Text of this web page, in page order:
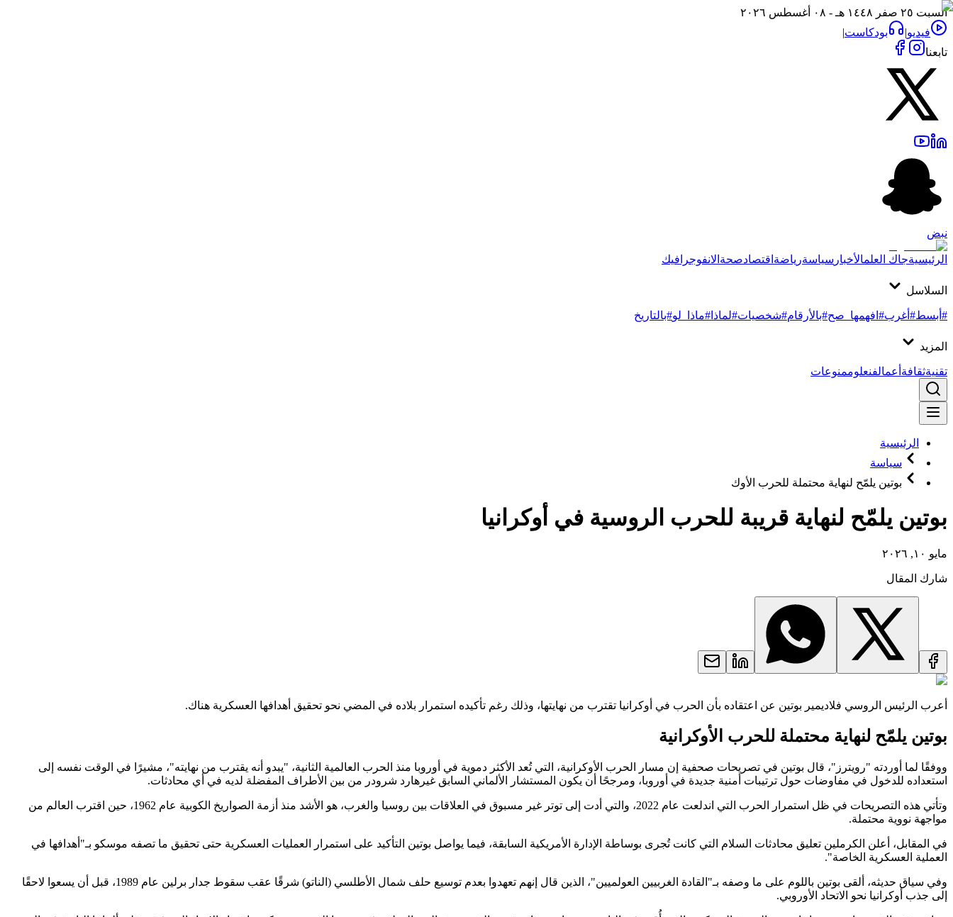
السبت ٢٥ صفر ١٤٤٨ هـ - ٠٨ أغسطس ٢٠٢٦
فيديو| بودكاست|
تابعنا
نبض
الرئيسيةجاك العلمالأخبار سياسةرياضة اقتصادصحة الانفوجرافيك
السلاسل
#أبسط#أغرب#افهمها_صح#بالأرقام#شخصيات#لماذا #ماذا_لو#بالتاريخ
المزيد
تقنيةثقافة أعمالفنعلوممنوعات
الرئيسية
سياسة
بوتين يلمّح لنهاية محتملة للحرب الأوك
بوتين يلمّح لنهاية قريبة للحرب الروسية في أوكرانيا
مايو ١٠, ٢٠٢٦
شارك المقال
أعرب الرئيس الروسي فلاديمير بوتين عن اعتقاده بأن الحرب في أوكرانيا تقترب من نهايتها، وذلك رغم تأكيده استمرار بلاده في المضي نحو تحقيق أهدافها العسكرية هناك.
بوتين يلمّح لنهاية محتملة للحرب الأوكرانية
ووفقًا لما أوردته "رويترز"، قال بوتين في تصريحات صحفية إن مسار الحرب الأوكرانية، التي تُعد الأكثر دموية في أوروبا منذ الحرب العالمية الثانية، "يبدو أنه يقترب من نهايته"، مشيرًا في الوقت نفسه إلى
استعداده للدخول في مفاوضات حول ترتيبات أمنية جديدة في أوروبا، ومرجحًا أن يكون المستشار الألماني السابق غيرهارد شرودر من بين الأطراف المفضلة لديه في أي محادثات.
وتأتي هذه التصريحات في ظل استمرار الحرب التي اندلعت عام 2022، والتي أدت إلى توتر غير مسبوق في العلاقات بين روسيا والغرب، هو الأشد منذ أزمة الصواريخ الكوبية عام 1962، حين اقترب العالم من
مواجهة نووية محتملة.
في المقابل، أعلن الكرملين تعليق محادثات السلام التي كانت تُجرى بوساطة الإدارة الأمريكية السابقة، فيما يواصل بوتين التأكيد على استمرار العمليات العسكرية حتى تحقيق ما تصفه موسكو بـ"أهدافها في
العملية العسكرية الخاصة".
وفي سياق حديثه، ألقى بوتين باللوم على ما وصفه بـ"القادة الغربيين العولميين"، الذين قال إنهم تعهدوا بعدم توسيع حلف شمال الأطلسي (الناتو) شرقًا عقب سقوط جدار برلين عام 1989، قبل أن يسعوا لاحقًا
إلى جذب أوكرانيا نحو الاتحاد الأوروبي.